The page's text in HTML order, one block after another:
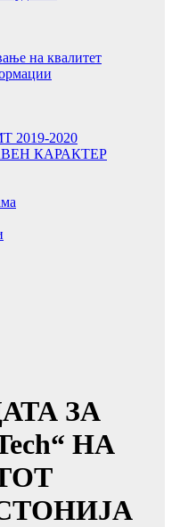
на квалитет
2019-2020
КАРАКТЕР
ЗА
НА